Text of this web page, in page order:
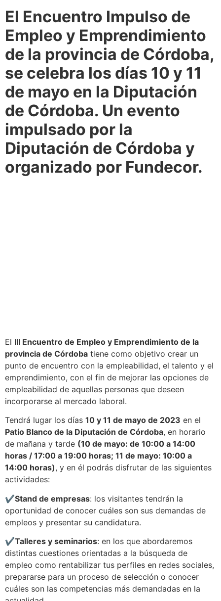
El Encuentro Impulso de
Empleo y Emprendimiento
de la provincia de Córdoba,
se celebra los días 10 y 11
de mayo en la Diputación
de Córdoba. Un evento
impulsado por la
Diputación de Córdoba y
organizado por Fundecor.
El III Encuentro de Empleo y Emprendimiento de la
provincia de Córdoba tiene como objetivo crear un
punto de encuentro con la empleabilidad, el talento y el
emprendimiento, con el fin de mejorar las opciones de
empleabilidad de aquellas personas que deseen
incorporarse al mercado laboral.
Tendrá lugar los días 10 y 11 de mayo de 2023 en el
Patio Blanco de la Diputación de Córdoba, en horario
de mañana y tarde (10 de mayo: de 10:00 a 14:00
horas / 17:00 a 19:00 horas; 11 de mayo: 10:00 a
14:00 horas), y en él podrás disfrutar de las siguientes
actividades:
✔️Stand de empresas: los visitantes tendrán la
oportunidad de conocer cuáles son sus demandas de
empleos y presentar su candidatura.
✔️Talleres y seminarios: en los que abordaremos
distintas cuestiones orientadas a la búsqueda de
empleo como rentabilizar tus perfiles en redes sociales,
prepararse para un proceso de selección o conocer
cuáles son las competencias más demandadas en la